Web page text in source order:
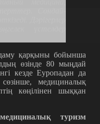
қарқыны бойынша
өзінде 80 мыңдай
кезде Еуропадан да
медициналық
көңілінен шыққан
туризм